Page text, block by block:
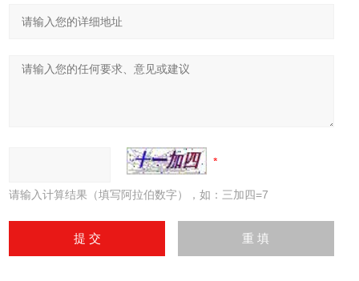
请输入计算结果（填写阿拉伯数字），如：三加四=7